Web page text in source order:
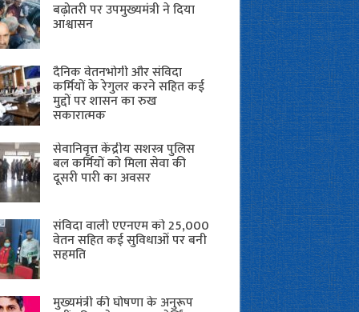
बढ़ोतरी पर उपमुख्यमंत्री ने दिया
आश्वासन
दैनिक वेतनभोगी और संविदा
कर्मियों के रेगुलर करने सहित कई
मुद्दों पर शासन का रुख
सकारात्मक
सेवानिवृत्त केंद्रीय सशस्त्र पुलिस
बल ​कर्मियों को मिला सेवा की
दूसरी पारी का अवसर
संविदा वाली एएनएम को 25,000
वेतन सहित कई सुविधाओं पर बनी
सहमति
मुख्यमंत्री की घोषणा के अनुरूप